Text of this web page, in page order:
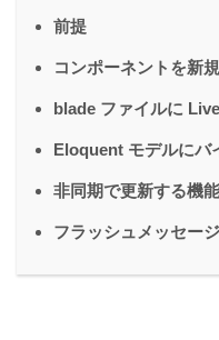
前提
コンポーネントを新
blade ファイルに
Eloquent モデルにバ
非同期で更新する機
フラッシュメッセー